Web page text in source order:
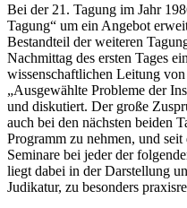
Bei der 21. Tagung im Jahr
Tagung“ um ein Angebot
Bestandteil der weiteren
Nachmittag des ersten Tages
wissenschaftlichen Leitung von
„Ausgewählte Probleme der
und diskutiert. Der große
auch bei den nächsten beiden
Programm zu nehmen, und
Seminare bei jeder der
liegt dabei in der Darstellung
Judikatur, zu besonders